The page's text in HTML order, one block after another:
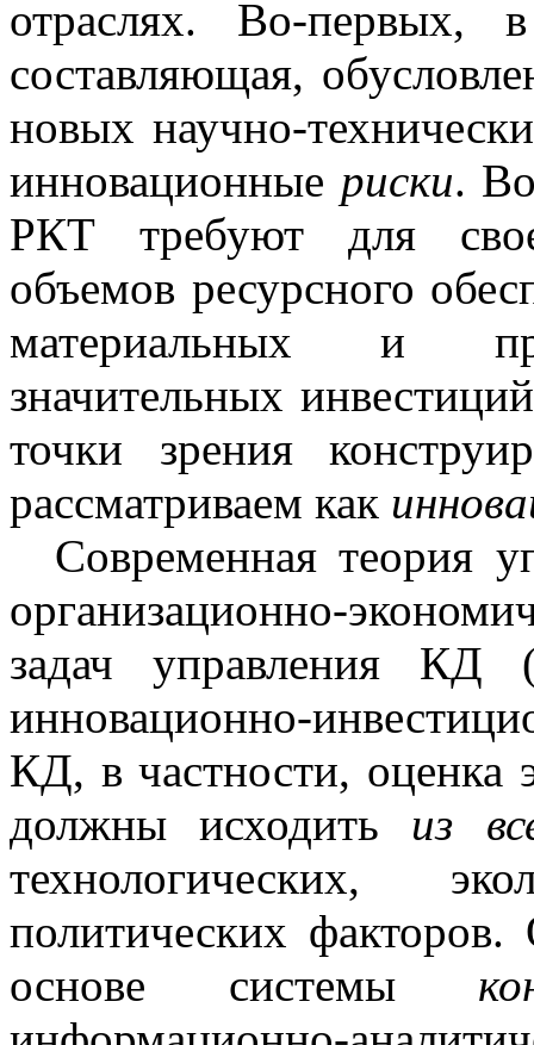
отраслях. Во-первых,
составляющая,
новых научно-
инновационные риски.
РКТ требуют для
объемов ресурсного
материальных и
значительных
точки зрения
рассматриваем как
Современная теория
организационно-
задач управления
инновационно-
КД, в частности, оценка
должны исходить из
технологических,
политических
основе системы